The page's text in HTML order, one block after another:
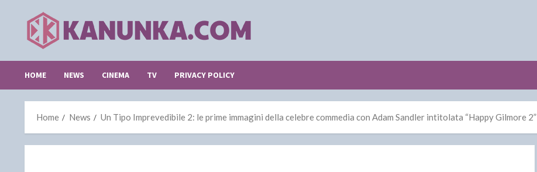
content
HOME NEWS CINEMA TV PRIVACY POLICY
Home News Un Tipo Imprevedibile 2: le prime immagini della celebre commedia con Adam Sandler intitolata “Happy Gilmore 2”